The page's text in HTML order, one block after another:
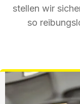
stellen wir
so